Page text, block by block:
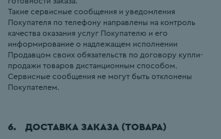
Такие сервисные сообщения и уведомления
Покупателя по телефону направлены на контроль
качества оказания услуг Покупателю и его
информирование о надлежащем исполнении
Продавцом своих обязательств по договору купли-
продажи товаров дистанционным способом.
Сервисные сообщения не могут быть отклонены
Покупателем.
6.   ДОСТАВКА ЗАКАЗА (ТОВАРА)